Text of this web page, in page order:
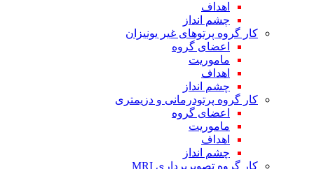
اهداف
چشم انداز
کار گروه پرتوهای غیر یونیزان
اعضای گروه
ماموریت
اهداف
چشم انداز
کار گروه پرتودرمانی و دزیمتری
اعضای گروه
ماموریت
اهداف
چشم انداز
کار گروه تصویربرداری MRI